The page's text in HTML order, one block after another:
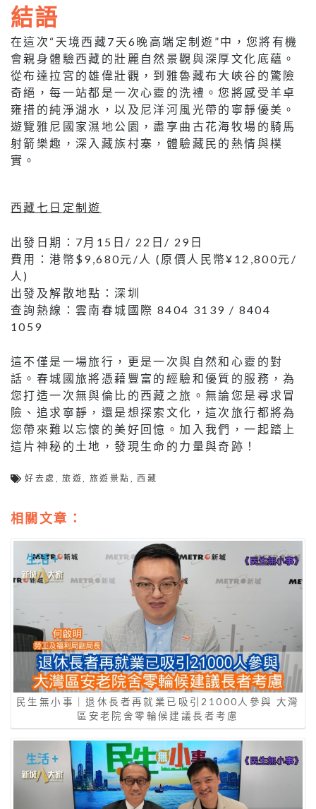
結語
在這次“天境西藏7天6晚高端定制遊”中，您將有機
會親身體驗西藏的壯麗自然景觀與深厚文化底蘊。
從布達拉宮的雄偉壯觀，到雅魯藏布大峽谷的驚險
奇絕，每一站都是一次心靈的洗禮。您將感受羊卓
雍措的純淨湖水，以及尼洋河風光帶的寧靜優美。
遊覽雅尼國家濕地公園，盡享曲古花海牧場的騎馬
射箭樂趣，深入藏族村寨，體驗藏民的熱情與樸
實。
西藏七日定制遊
出發日期：7月15日/ 22日/ 29日
費用：港幣$9,680元/人 (原價人民幣¥12,800元/
人)
出發及解散地點：深圳
查詢熱線：雲南春城國際 8404 3139 / 8404
1059
這不僅是一場旅行，更是一次與自然和心靈的對
話。春城國旅將憑藉豐富的經驗和優質的服務，為
您打造一次無與倫比的西藏之旅。無論您是尋求冒
險、追求寧靜，還是想探索文化，這次旅行都將為
您帶來難以忘懷的美好回憶。加入我們，一起踏上
這片神秘的土地，發現生命的力量與奇跡！
好去處 ,旅遊,旅遊景點 ,西藏
相關文章：
民生無小事｜退休長者再就業已吸引21000人參與 大灣
區安老院舍零輪候建議長者考慮